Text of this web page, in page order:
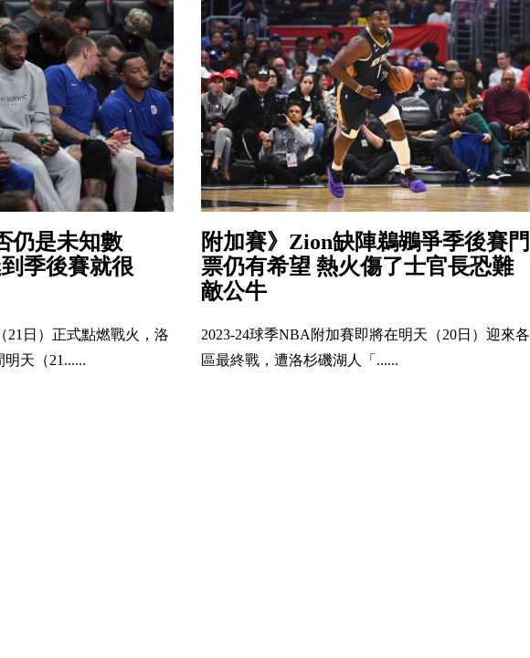
仍是未知數
季後賽就很
日）正式點燃戰火，洛
天（21......
附加賽》Zion缺陣鵜鶘爭季後賽門
票仍有希望 熱火傷了士官長恐難
敵公牛
2023-24球季NBA附加賽即將在明天（20日）迎來各
區最終戰，遭洛杉磯湖人「......